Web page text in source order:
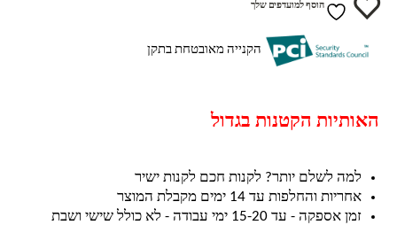
הוסף למועדפים שלך
הקנייה מאובטחת בתקן
האותיות הקטנות בגדול
למה לשלם יותר? לקנות חכם לקנות ישיר
אחריות והחלפות עד 14 ימים מקבלת המוצר
זמן אספקה - עד 15-20 ימי עבודה - לא כולל שישי ושבת